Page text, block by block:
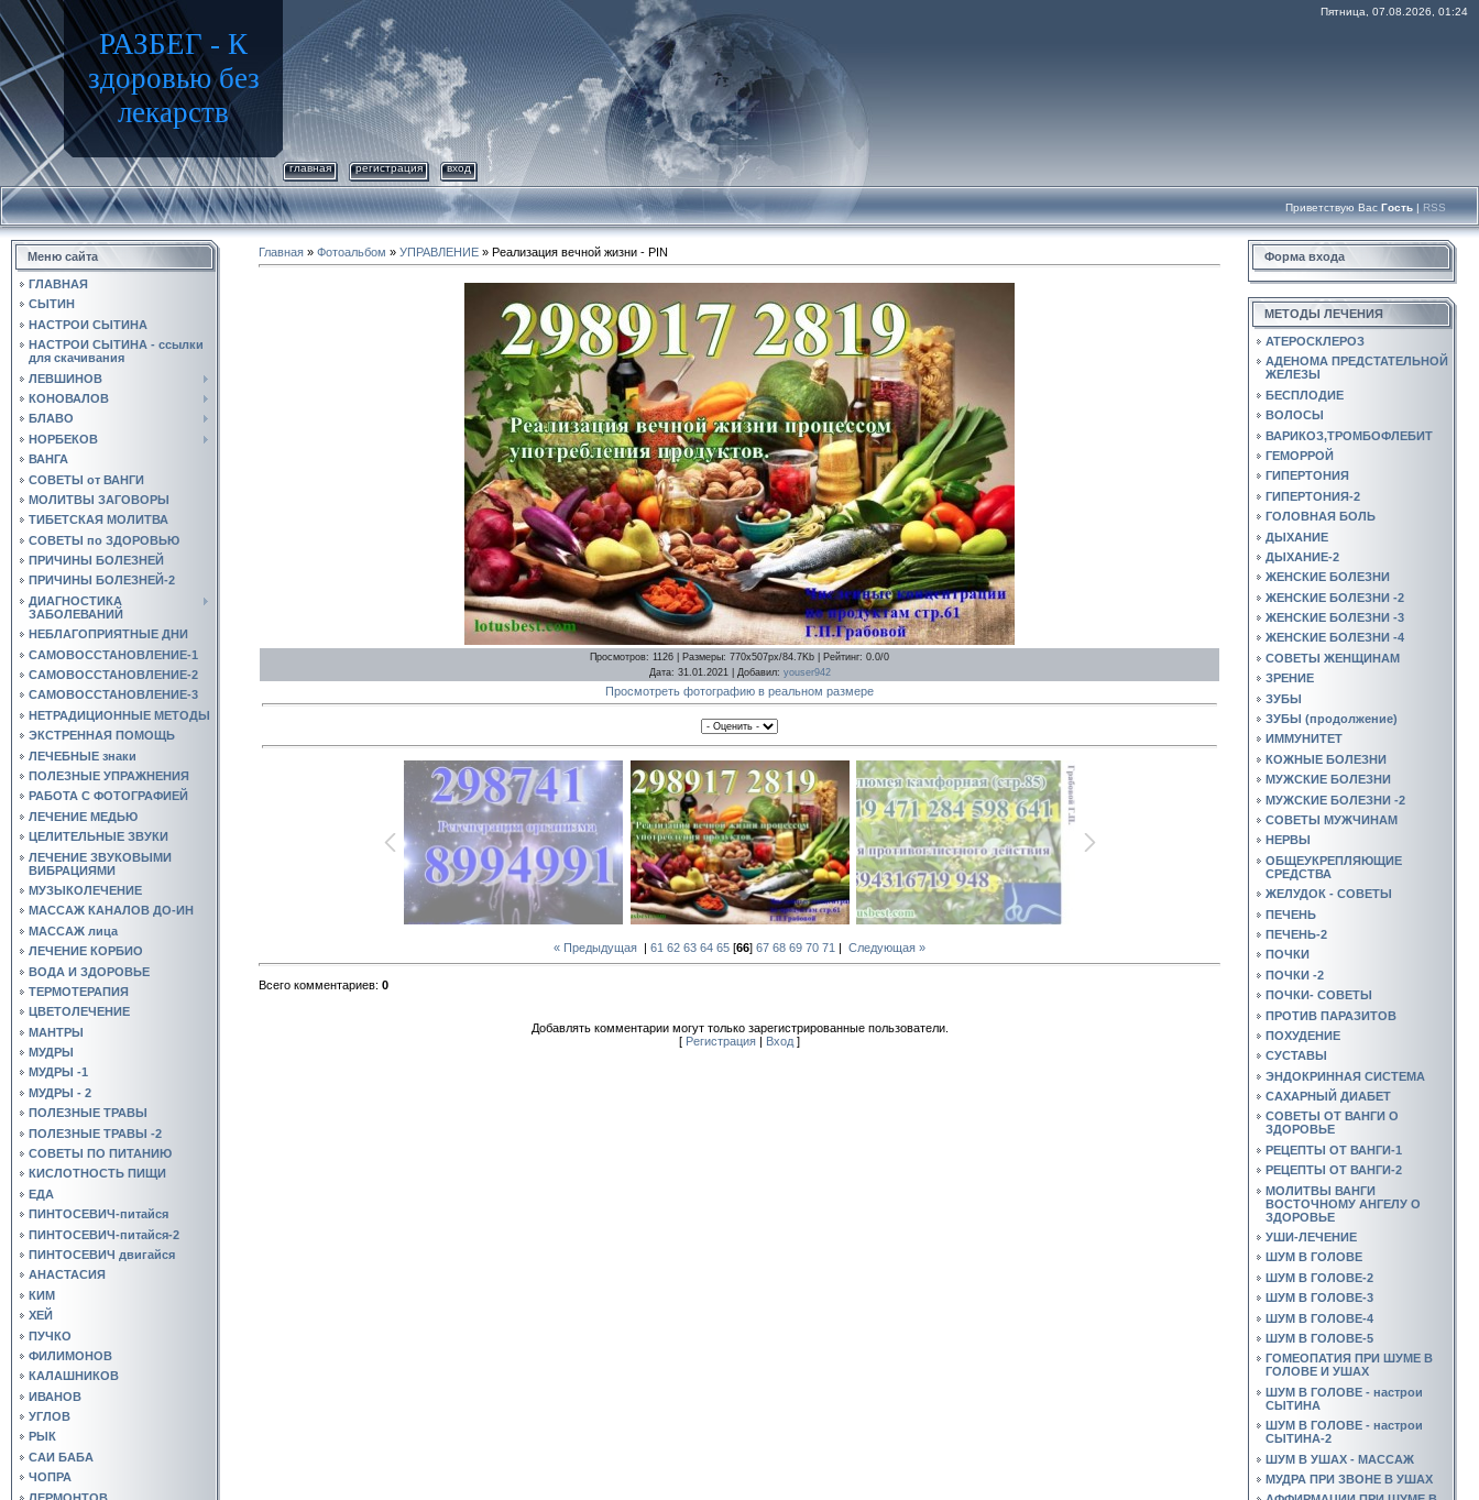
РАЗБЕГ - К
здоровью без
лекарств
Пятница, 07.08.2026, 01:24
главная регистрация вход
Приветствую Вас Гость | RSS
Меню сайта
ГЛАВНАЯ
СЫТИН
НАСТРОИ СЫТИНА
НАСТРОИ СЫТИНА - ссылки
для скачивания
ЛЕВШИНОВ
КОНОВАЛОВ
БЛАВО
НОРБЕКОВ
ВАНГА
СОВЕТЫ от ВАНГИ
МОЛИТВЫ ЗАГОВОРЫ
ТИБЕТСКАЯ МОЛИТВА
СОВЕТЫ по ЗДОРОВЬЮ
ПРИЧИНЫ БОЛЕЗНЕЙ
ПРИЧИНЫ БОЛЕЗНЕЙ-2
ДИАГНОСТИКА
ЗАБОЛЕВАНИЙ
НЕБЛАГОПРИЯТНЫЕ ДНИ
САМОВОССТАНОВЛЕНИЕ-1
САМОВОССТАНОВЛЕНИЕ-2
САМОВОССТАНОВЛЕНИЕ-3
НЕТРАДИЦИОННЫЕ МЕТОДЫ
ЭКСТРЕННАЯ ПОМОЩЬ
ЛЕЧЕБНЫЕ знаки
ПОЛЕЗНЫЕ УПРАЖНЕНИЯ
РАБОТА С ФОТОГРАФИЕЙ
ЛЕЧЕНИЕ МЕДЬЮ
ЦЕЛИТЕЛЬНЫЕ ЗВУКИ
ЛЕЧЕНИЕ ЗВУКОВЫМИ
ВИБРАЦИЯМИ
МУЗЫКОЛЕЧЕНИЕ
МАССАЖ КАНАЛОВ ДО-ИН
МАССАЖ лица
ЛЕЧЕНИЕ КОРБИО
ВОДА И ЗДОРОВЬЕ
ТЕРМОТЕРАПИЯ
ЦВЕТОЛЕЧЕНИЕ
МАНТРЫ
МУДРЫ
МУДРЫ -1
МУДРЫ - 2
ПОЛЕЗНЫЕ ТРАВЫ
ПОЛЕЗНЫЕ ТРАВЫ -2
СОВЕТЫ ПО ПИТАНИЮ
КИСЛОТНОСТЬ ПИЩИ
ЕДА
ПИНТОСЕВИЧ-питайся
ПИНТОСЕВИЧ-питайся-2
ПИНТОСЕВИЧ двигайся
АНАСТАСИЯ
КИМ
ХЕЙ
ПУЧКО
ФИЛИМОНОВ
КАЛАШНИКОВ
ИВАНОВ
УГЛОВ
РЫК
САИ БАБА
ЧОПРА
Главная » Фотоальбом » УПРАВЛЕНИЕ » Реализация вечной жизни - PIN
Просмотров: 1126 | Размеры: 770x507px/84.7Kb | Рейтинг: 0.0/0
Дата: 31.01.2021 | Добавил: youser942
Просмотреть фотографию в реальном размере
« Предыдущая | 61 62 63 64 65 [66] 67 68 69 70 71 | Следующая »
Всего комментариев: 0
Добавлять комментарии могут только зарегистрированные пользователи.
[ Регистрация Вход ]
Форма входа
МЕТОДЫ ЛЕЧЕНИЯ
АТЕРОСКЛЕРОЗ
АДЕНОМА ПРЕДСТАТЕЛЬНОЙ
ЖЕЛЕЗЫ
БЕСПЛОДИЕ
ВОЛОСЫ
ВАРИКОЗ,ТРОМБОФЛЕБИТ
ГЕМОРРОЙ
ГИПЕРТОНИЯ
ГИПЕРТОНИЯ-2
ГОЛОВНАЯ БОЛЬ
ДЫХАНИЕ
ДЫХАНИЕ-2
ЖЕНСКИЕ БОЛЕЗНИ
ЖЕНСКИЕ БОЛЕЗНИ -2
ЖЕНСКИЕ БОЛЕЗНИ -3
ЖЕНСКИЕ БОЛЕЗНИ -4
СОВЕТЫ ЖЕНЩИНАМ
ЗРЕНИЕ
ЗУБЫ
ЗУБЫ (продолжение)
ИММУНИТЕТ
КОЖНЫЕ БОЛЕЗНИ
МУЖСКИЕ БОЛЕЗНИ
МУЖСКИЕ БОЛЕЗНИ -2
СОВЕТЫ МУЖЧИНАМ
НЕРВЫ
ОБЩЕУКРЕПЛЯЮЩИЕ
СРЕДСТВА
ЖЕЛУДОК - СОВЕТЫ
ПЕЧЕНЬ
ПЕЧЕНЬ-2
ПОЧКИ
ПОЧКИ -2
ПОЧКИ- СОВЕТЫ
ПРОТИВ ПАРАЗИТОВ
ПОХУДЕНИЕ
СУСТАВЫ
ЭНДОКРИННАЯ СИСТЕМА
САХАРНЫЙ ДИАБЕТ
СОВЕТЫ ОТ ВАНГИ О
ЗДОРОВЬЕ
РЕЦЕПТЫ ОТ ВАНГИ-1
РЕЦЕПТЫ ОТ ВАНГИ-2
МОЛИТВЫ ВАНГИ
ВОСТОЧНОМУ АНГЕЛУ О
ЗДОРОВЬЕ
УШИ-ЛЕЧЕНИЕ
ШУМ В ГОЛОВЕ
ШУМ В ГОЛОВЕ-2
ШУМ В ГОЛОВЕ-3
ШУМ В ГОЛОВЕ-4
ШУМ В ГОЛОВЕ-5
ГОМЕОПАТИЯ ПРИ ШУМЕ В
ГОЛОВЕ И УШАХ
ШУМ В ГОЛОВЕ - настрои
СЫТИНА
ШУМ В ГОЛОВЕ - настрои
СЫТИНА-2
ШУМ В УШАХ - МАССАЖ
МУДРА ПРИ ЗВОНЕ В УШАХ